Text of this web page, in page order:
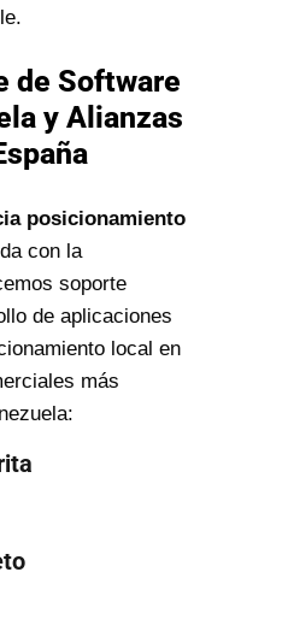
de Software
y Alianzas
posicionamiento
con la
soporte
de aplicaciones
local en
más